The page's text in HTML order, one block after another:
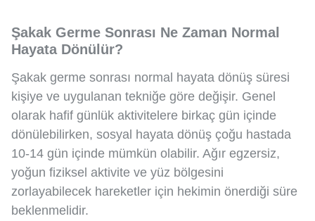
Şakak Germe Sonrası Ne Zaman Normal
Hayata Dönülür?
Şakak germe sonrası normal hayata dönüş süresi
kişiye ve uygulanan tekniğe göre değişir. Genel
olarak hafif günlük aktivitelere birkaç gün içinde
dönülebilirken, sosyal hayata dönüş çoğu hastada
10-14 gün içinde mümkün olabilir. Ağır egzersiz,
yoğun fiziksel aktivite ve yüz bölgesini
zorlayabilecek hareketler için hekimin önerdiği süre
beklenmelidir.